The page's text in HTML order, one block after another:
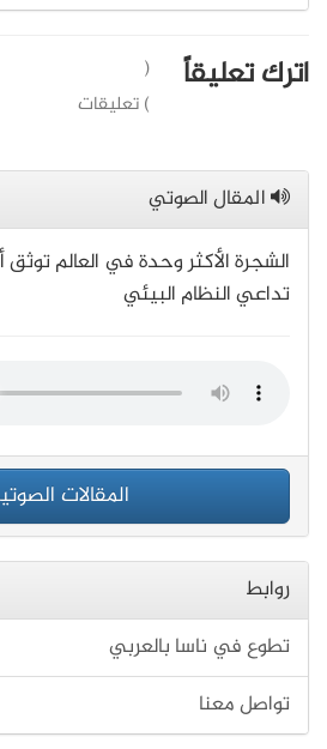
اترك تعليقاً
(
) تعليقات
المقال الصوتي
الشجرة الأكثر وحدة في العالم توثق
تداعي النظام البيئي
المقالات
روابط
تطوع في ناسا بالعربي
تواصل معنا